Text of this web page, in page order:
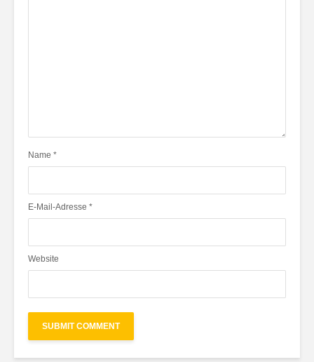
Name *
E-Mail-Adresse *
Website